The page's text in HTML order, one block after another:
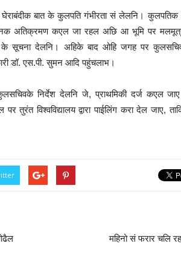
घेराबंदीक बात के कुलपति गंभीरता सं लेलनि।
जमीनक अतिक्रमण कएल जा रहल अछि आ भूमि पर
सूचना देलनि। अहिके बाद ओहि जगह पर
डॉ. एस.पी. सुमन आदि पहुंचलाभ।
निर्देश देलनि जे, प्राथमिकी दर्ज कएल
तुरंत विश्वविद्यालय द्वारा पाईलिंग करा देल जाए,
महिनो सं फरार चलि